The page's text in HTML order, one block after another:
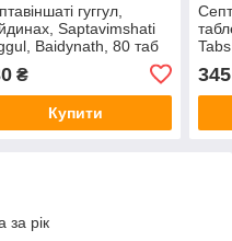
гуггул,
Saptavimshati
Baidynath, 80 таб
₴
Купити
345
за рік